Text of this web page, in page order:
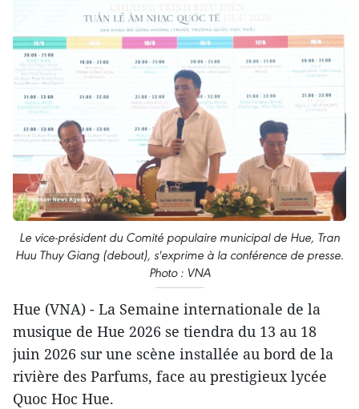
Le vice-président du Comité populaire municipal de Hue, Tran
Huu Thuy Giang (debout), s'exprime à la conférence de presse.
Photo : VNA
Hue (VNA) - La Semaine internationale de la
musique de Hue 2026 se tiendra du 13 au 18
juin 2026 sur une scène installée au bord de la
rivière des Parfums, face au prestigieux lycée
Quoc Hoc Hue.